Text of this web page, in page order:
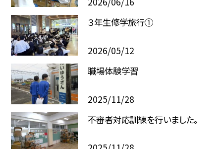
３年生修学旅行①
2026/05/12
職場体験学習
2025/11/28
不審者対応訓練を行いました。